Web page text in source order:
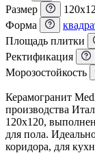
Размер
Форма
Площадь плитки
Ректификация
Морозостойкость
Керамогранит
производства
120x120,
для пола.
коридора, для